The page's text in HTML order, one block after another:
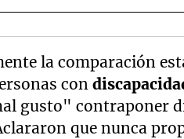
la comparación
con
gusto" contraponer
que nunca